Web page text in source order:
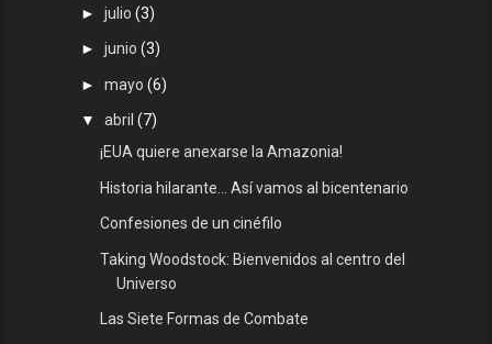
►julio(3)
►junio(3)
►mayo(6)
▼abril(7)
¡EUA quiere anexarse la Amazonia!
Historia hilarante... Así vamos al bicentenario
Confesiones de un cinéfilo
Taking Woodstock: Bienvenidos al centro del
Universo
Las Siete Formas de Combate